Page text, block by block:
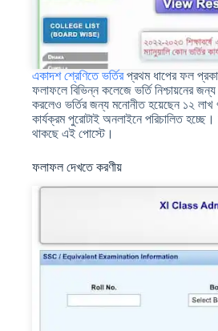
একাদশ শ্রেণিতে ভর্তিরপ্রথম ধাপের ফল
ফলাফলে বিভিন্ন কলেজে ভর্তি নিশ্চায়নের
করলেও ভর্তির জন্য মনোনীত হয়েছেন ১২ লাখ
কার্যক্রম পুরোটাই অনলাইনে পরিচালিত
থাকছে এই পোস্টে।
ফলাফল দেখতে করণীয়